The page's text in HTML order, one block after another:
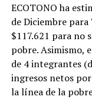
ECOTONO ha
de Diciembre
$117.621 para no
pobre. Asimismo,
de 4 integrantes
ingresos netos
la línea de la